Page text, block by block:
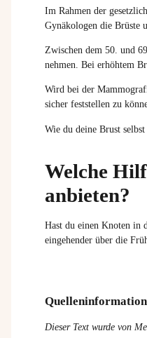
Im Rahmen der
Gynäkologen die Brüste
Zwischen dem 50. und
nehmen. Bei erhöhtem
Wird bei der
sicher feststellen zu
Wie du deine Brust
Welche
anbieten?
Hast du einen Knoten in
eingehender über die
Dieser Text wurde von